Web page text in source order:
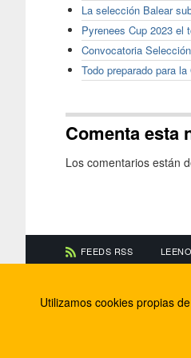
La selección Balear
Pyrenees Cup 2023 el
Convocatoria
Todo preparado para
Comenta esta
Los comentarios están
FEEDS RSS
Información de contacto
Utilizamos cookies propias